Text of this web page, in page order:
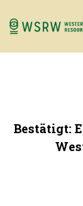
Bestätigt: